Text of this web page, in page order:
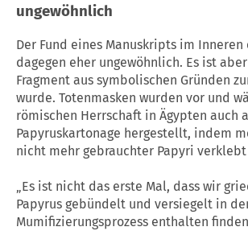
ungewöhnlich
Der Fund eines Manuskripts im Inneren
dagegen eher ungewöhnlich. Es ist
Fragment aus symbolischen Gründen
wurde. Totenmasken wurden vor und
römischen Herrschaft in Ägypten auch
Papyruskartonage hergestellt, indem
nicht mehr gebrauchter Papyri
„Es ist nicht das erste Mal, dass wir
Papyrus gebündelt und versiegelt in
Mumifizierungsprozess enthalten